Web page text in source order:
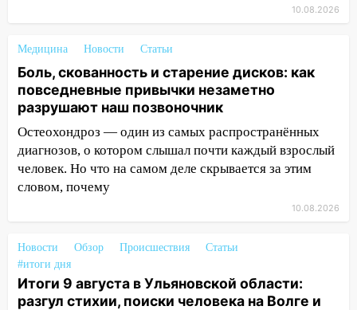
В Ульяновске во время шторма на
помощь в поисках
15:28 Соцсети: на «Ауди» упало дерево
в Новом городе
15:12 В Ульяновске выгорела кухня в
многоэтажке
14:18 Гинеколог рассказала о том, с
какими сложностями сталкиваются
13:02
Соцсети: на улице Розы
Люксембург дерево упало на
автомобиль
13:00 «Благоприятный период для
10.08.2026
Медицина Новости Статьи
Боль, скованность и старение дисков: как
повседневные привычки незаметно
разрушают наш позвоночник
Остеохондроз — один из самых распространённых
диагнозов, о котором слышал почти каждый взрослый
человек. Но что на самом деле скрывается за этим
словом, почему
10.08.2026
Новости Обзор Происшествия
Статьи
#итоги дня
Итоги 9 августа в Ульяновской области:
разгул стихии, поиски человека на Волге и